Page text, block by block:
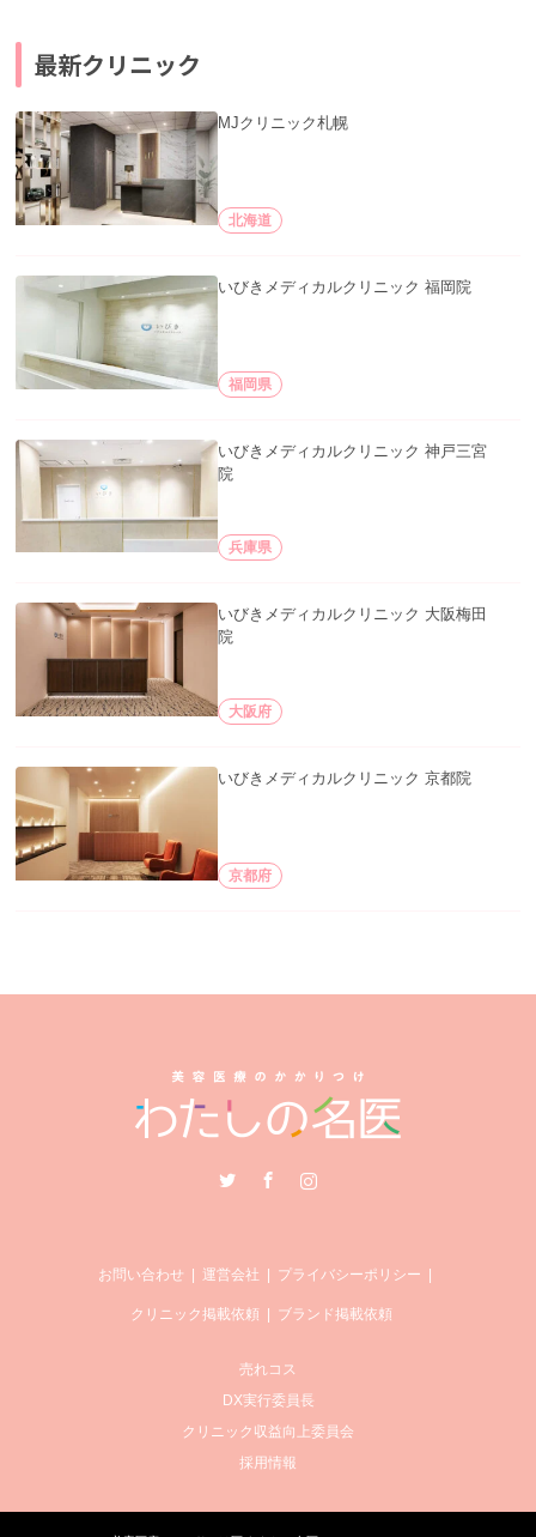
最新クリニック
MJクリニック札幌
北海道
いびきメディカルクリニック 福岡院
福岡県
いびきメディカルクリニック 神戸三宮
院
兵庫県
いびきメディカルクリニック 大阪梅田
院
大阪府
いびきメディカルクリニック 京都院
京都府
Instagram
お問い合わせ 運営会社 プライバシーポリシー
クリニック掲載依頼 ブランド掲載依頼
売れコス
DX実行委員長
クリニック収益向上委員会
採用情報